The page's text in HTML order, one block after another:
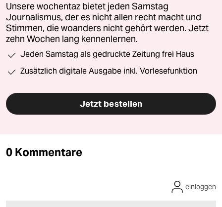
Unsere wochentaz bietet jeden Samstag
Journalismus, der es nicht allen recht macht und
Stimmen, die woanders nicht gehört werden. Jetzt
zehn Wochen lang kennenlernen.
Jeden Samstag als gedruckte Zeitung frei Haus
Zusätzlich digitale Ausgabe inkl. Vorlesefunktion
Jetzt bestellen
0 Kommentare
einloggen